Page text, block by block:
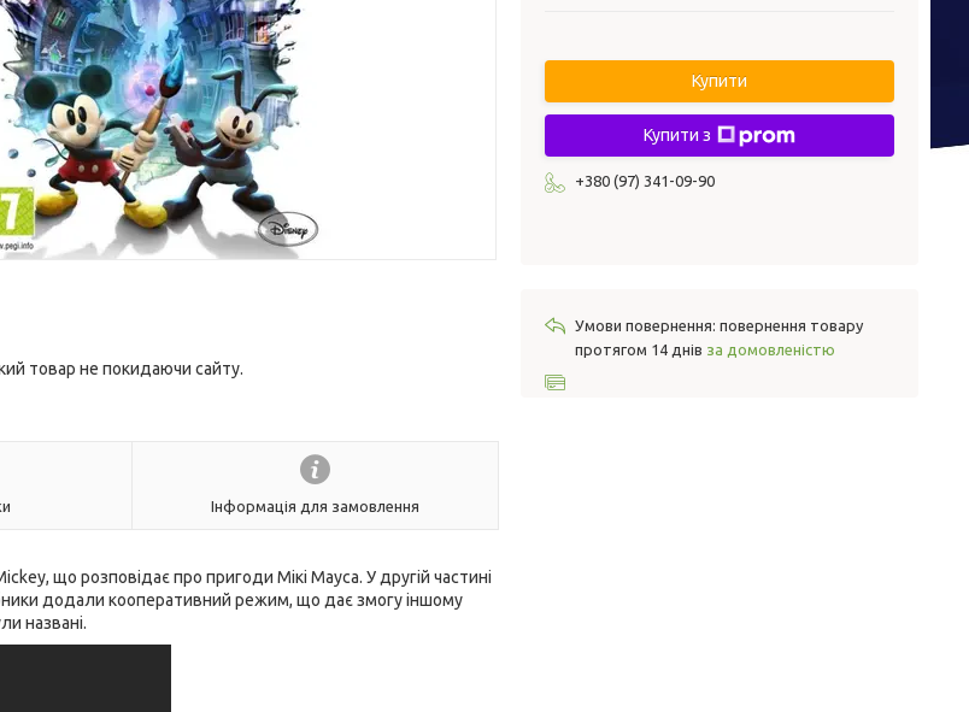
товар не покидаючи сайту.
Інформація для замовлення
що розповідає про пригоди Мікі Мауса. У другій частині
додали кооперативний режим, що дає змогу іншому
названі.
Купити
Купити з
+380 (97) 341-09-90
повернення товару
протягом 14 днів за домовленістю